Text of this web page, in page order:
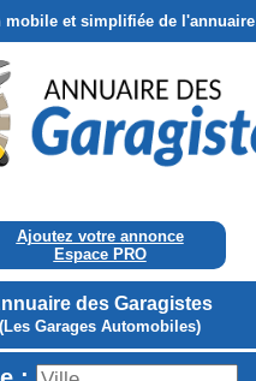
mobile et simplifiée de l'annuaire
Ajoutez votre annonce
Espace PRO
des Garagistes
(Les Garages Automobiles)